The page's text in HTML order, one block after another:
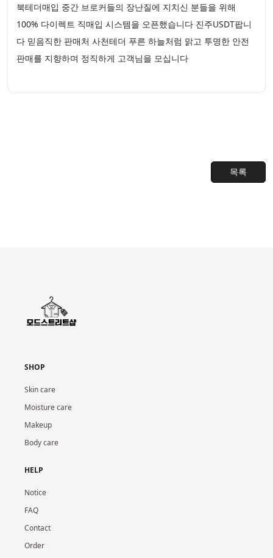
북테더매입 중간 브로커들의 장난질에 지치신 분들을 위해
100% 다이렉트 직매입 시스템을 오픈했습니다 진주USDT팝니
다 믿음직한 판매처 사천테더 푸른 하늘처럼 맑고 투명한 안전
판매를 지향하며 정직하게 고객님을 모십니다
목록
SHOP
Skin care
Moisture care
Makeup
Body care
HELP
Notice
FAQ
Contact
Order